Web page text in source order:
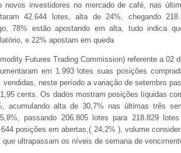
novos investidores no mercado de café, nas
42.644 lotes, alta de 24%, chegando
78% estão apostando em alta, tudo indica
e 22% apostam em queda
Futures Trading Commission) referente a 02
em 1.993 lotes suas posições
neste período a variação de setembro
cents. Os dados mostram posições líquidas
acumulando alta de 30,7% nas últimas três
passando 206.805 lotes para 218.829
posições em abertas,( 24,2% ), volume
que ultrapassam os níveis de semana de